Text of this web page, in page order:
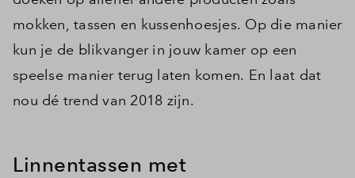
mokken, tassen en kussenhoesjes. Op die manier
kun je de blikvanger in jouw kamer op een
speelse manier terug laten komen. En laat dat
nou dé trend van 2018 zijn.
Linnentassen met